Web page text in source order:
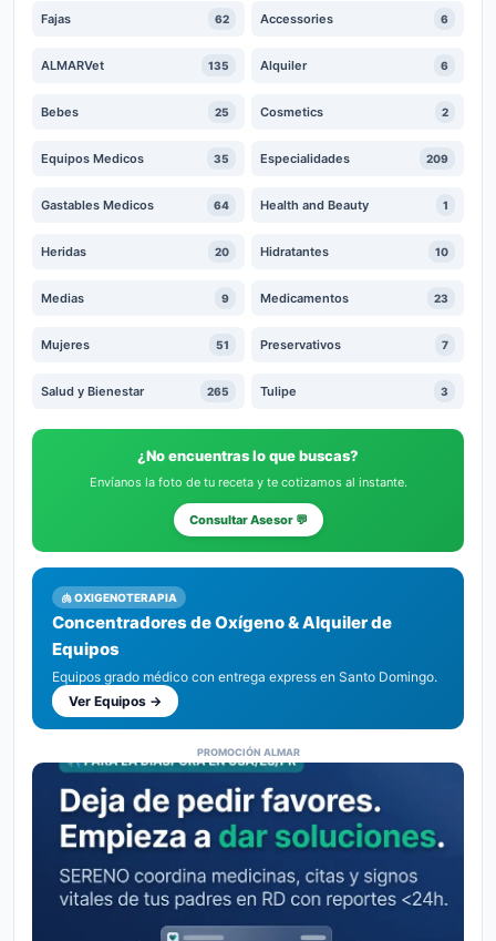
Fajas 62 Accessories 6
ALMARVet 135 Alquiler 6
Bebes 25 Cosmetics 2
Equipos Medicos 35 Especialidades 209
Gastables Medicos 64 Health and Beauty 1
Heridas 20 Hidratantes 10
Medias 9 Medicamentos 23
Mujeres 51 Preservativos 7
Salud y Bienestar 265 Tulipe 3
¿No encuentras lo que buscas?
Envíanos la foto de tu receta y te cotizamos al instante.
Consultar Asesor 💬
🫁 OXIGENOTERAPIA
Concentradores de Oxígeno & Alquiler de
Equipos
Equipos grado médico con entrega express en Santo Domingo.
Ver Equipos →
PROMOCIÓN ALMAR